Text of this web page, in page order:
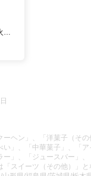
]
ヘン」、「洋菓子（その
」、「中華菓子」、「
」、「ジュースバー」
スイーツ（その他）」と